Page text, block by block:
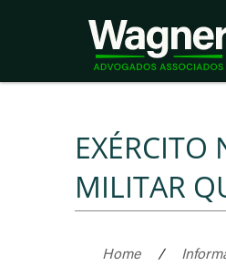
MILITAR
Home /